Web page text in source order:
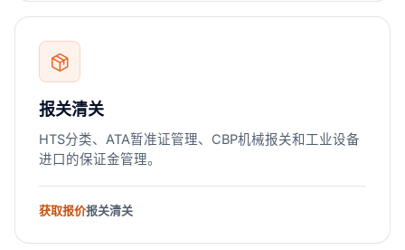
报关清关
HTS分类、ATA暂准证管理、CBP机械报关和工业设备
进口的保证金管理。
获取报价报关清关